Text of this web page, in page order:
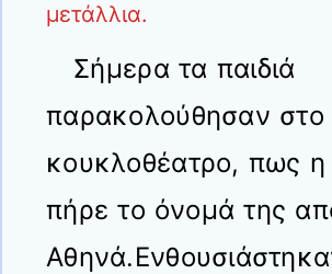
μετάλλια.
Σήμερα τα παιδιά
παρακολούθησαν στο
κουκλοθέατρο, πως
πήρε το όνομά της